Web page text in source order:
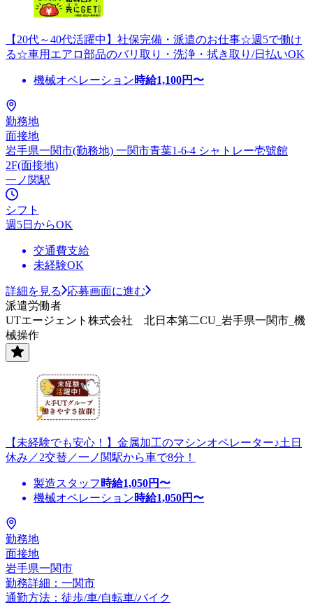
【20代～40代活躍中】社保完備・派遣のお仕事☆週5で働け
る☆車用エアロ部品のバリ取り・洗浄・拭き取り/日払いOK
機械オペレーション時給1,100円〜
勤務地
面接地
岩手県一関市(勤務地) 一関市青葉1-6-4 シャトレー壱號館
2F(面接地)
一ノ関駅
シフト
週5日からOK
交通費支給
未経験OK
詳細を見る
応募画面に進む
派遣労働者
UTエージェント株式会社 北日本第二CU_岩手県一関市_機
械操作
【未経験でも安心！】金属加工のマシンオペレーター♪土日
休み／2交替／一ノ関駅から車で8分！
製造スタッフ 時給1,050円〜
機械オペレーション時給1,050円〜
勤務地
面接地
岩手県一関市
勤務詳細：一関市
通勤方法：徒歩/車/自転車/バイク